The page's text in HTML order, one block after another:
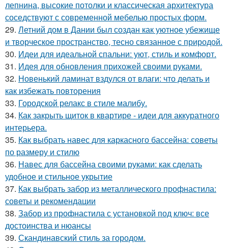
лепнина, высокие потолки и классическая архитектура
соседствуют с современной мебелью простых форм.
29. Летний дом в Дании был создан как уютное убежище
и творческое пространство, тесно связанное с природой.
30. Идеи для идеальной спальни: уют, стиль и комфорт.
31. Идея для обновления прихожей своими руками.
32. Новенький ламинат вздулся от влаги: что делать и
как избежать повторения
33. Городской релакс в стиле малибу.
34. Как закрыть щиток в квартире - идеи для аккуратного
интерьера.
35. Как выбрать навес для каркасного бассейна: советы
по размеру и стилю
36. Навес для бассейна своими руками: как сделать
удобное и стильное укрытие
37. Как выбрать забор из металлического профнастила:
советы и рекомендации
38. Забор из профнастила с установкой под ключ: все
достоинства и нюансы
39. Скандинавский стиль за городом.